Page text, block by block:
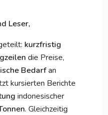
Leser,
kurzfristig
die Preise,
Bedarfan
kursierten Berichte
indonesischer
. Gleichzeitig